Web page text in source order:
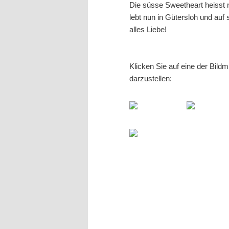
Die süsse Sweetheart heisst
lebt nun in Gütersloh und auf
alles Liebe!
Klicken Sie auf eine der
darzustellen: